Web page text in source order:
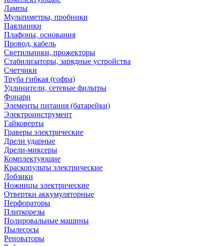
Лампы
Мультиметры, пробники
Паяльники
Плафоны, основания
Провод, кабель
Светильники, прожекторы
Стабилизаторы, зарядные устройства
Счетчики
Труба гибкая (гофра)
Удлинители, сетевые фильтры
Фонари
Элементы питания (батарейки)
Электроинструмент
Гайковерты
Граверы электрические
Дрели ударные
Дрели-миксеры
Комплектующие
Краскопульты электрические
Лобзики
Ножницы электрические
Отвертки аккумуляторные
Перфораторы
Плиткорезы
Полировальные машины
Пылесосы
Реноваторы